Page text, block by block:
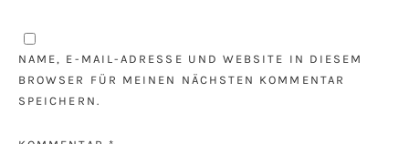
NAME, E-MAIL-ADRESSE UND WEBSITE IN DIESEM
BROWSER FÜR MEINEN NÄCHSTEN KOMMENTAR
SPEICHERN.